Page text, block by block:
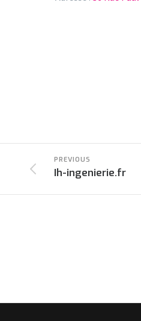
PREVIOUS
Ih-ingenierie.fr